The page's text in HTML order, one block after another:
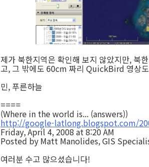
제가 북한지역은 확인해 보지 않았지만, 북
고, 그 밖에도 60cm 짜리 QuickBird 영상
민, 푸른하늘
====
(Where in the world is... (answers))
http://google-latlong.blogspot.com/
Friday, April 4, 2008 at 8:20 AM
Posted by Matt Manolides, GIS
여러분 수고 많으셨습니다!